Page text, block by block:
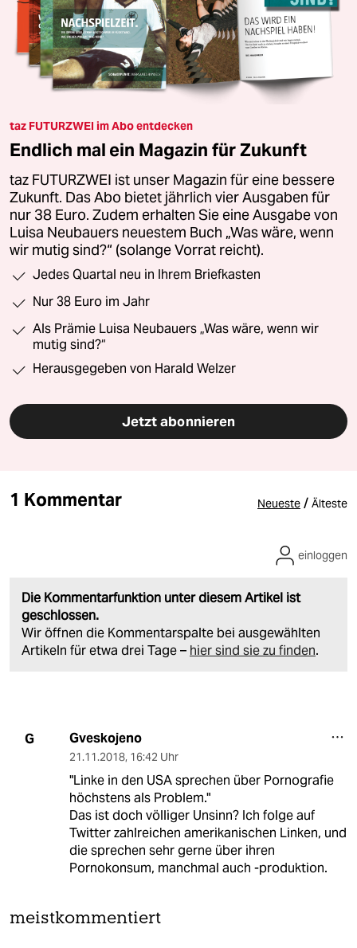
taz FUTURZWEI im Abo entdecken
Endlich mal ein Magazin für Zukunft
taz FUTURZWEI ist unser Magazin für eine bessere
Zukunft. Das Abo bietet jährlich vier Ausgaben für
nur 38 Euro. Zudem erhalten Sie eine Ausgabe von
Luisa Neubauers neuestem Buch „Was wäre, wenn
wir mutig sind?“ (solange Vorrat reicht).
Jedes Quartal neu in Ihrem Briefkasten
Nur 38 Euro im Jahr
Als Prämie Luisa Neubauers „Was wäre, wenn wir
mutig sind?“
Herausgegeben von Harald Welzer
Jetzt abonnieren
1 Kommentar Neueste / Älteste
Die Kommentarfunktion unter diesem Artikel ist
geschlossen.
Wir öffnen die Kommentarspalte bei ausgewählten
Artikeln für etwa drei Tage – hier sind sie zu finden.
einloggen
G Gveskojeno
21.11.2018, 16:42 Uhr
"Linke in den USA sprechen über Pornografie
höchstens als Problem."
Das ist doch völliger Unsinn? Ich folge auf
Twitter zahlreichen amerikanischen Linken, und
die sprechen sehr gerne über ihren
Pornokonsum, manchmal auch -produktion.
meistkommentiert